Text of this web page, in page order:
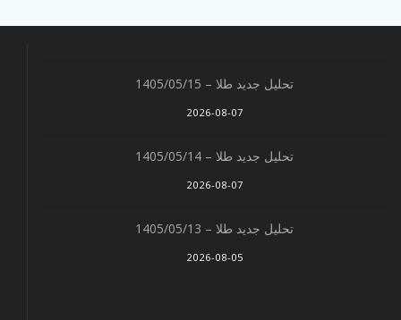
تحلیل جدید طلا – 1405/05/15
2026-08-07
تحلیل جدید طلا – 1405/05/14
2026-08-07
تحلیل جدید طلا – 1405/05/13
2026-08-05